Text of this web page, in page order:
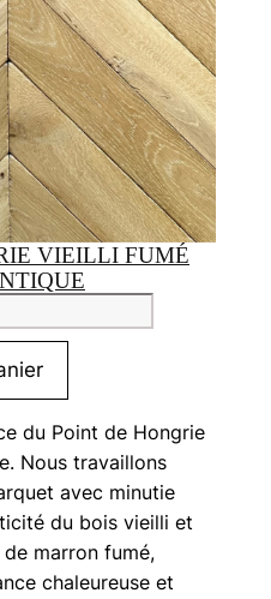
VIEILLI FUMÉ
du Point de Hongrie
Nous travaillons
avec minutie
du bois vieilli et
marron fumé,
chaleureuse et